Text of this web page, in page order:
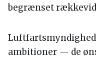
begrænset
ambitioner — de